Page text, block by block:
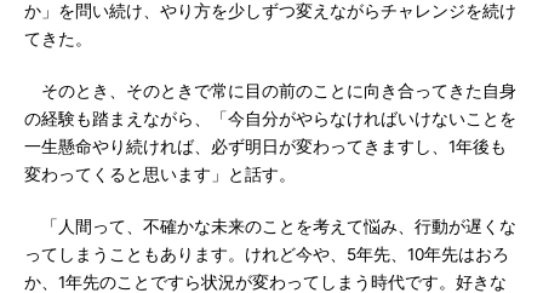
か」を問い続け、やり方を少しずつ変えながらチャレンジを続け
てきた。
そのとき、そのときで常に目の前のことに向き合ってきた自身
の経験も踏まえながら、「今自分がやらなければいけないことを
一生懸命やり続ければ、必ず明日が変わってきますし、1年後も
変わってくると思います」と話す。
「人間って、不確かな未来のことを考えて悩み、行動が遅くな
ってしまうこともあります。けれど今や、5年先、10年先はおろ
か、1年先のことですら状況が変わってしまう時代です。好きな